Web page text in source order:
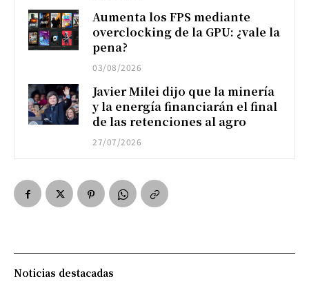
Aumenta los FPS mediante
overclocking de la GPU: ¿vale la
pena?
03/08/2026
Javier Milei dijo que la minería
y la energía financiarán el final
de las retenciones al agro
27/07/2026
Noticias destacadas